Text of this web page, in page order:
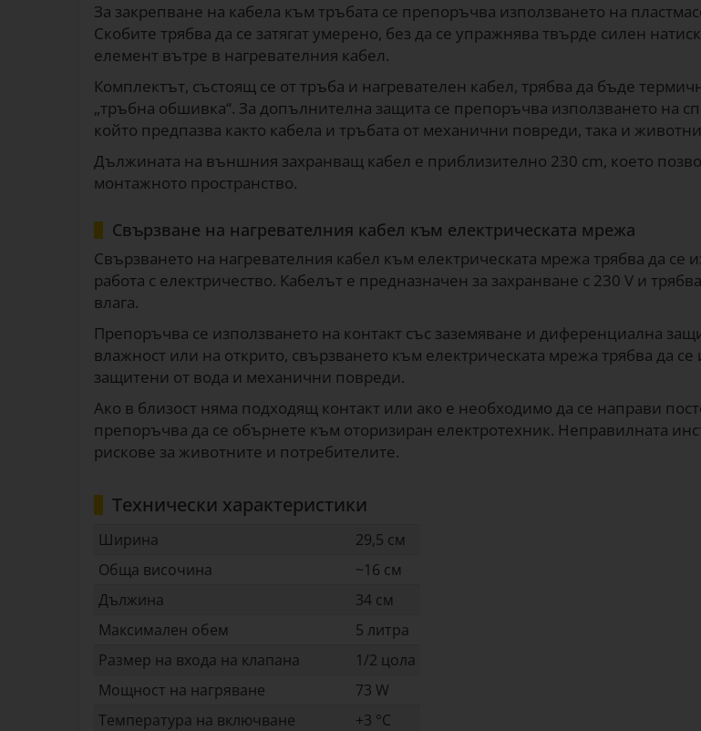
За закрепване на кабела към тръбата се препоръчва използването на
Скобите трябва да се затягат умерено, без да се упражнява твърде силен
елемент вътре в нагревателния кабел.
Комплектът, състоящ се от тръба и нагревателен кабел, трябва да бъде
„тръбна обшивка“. За допълнителна защита се препоръчва използването на
който предпазва както кабела и тръбата от механични повреди, така и
Дължината на външния захранващ кабел е приблизително 230 cm, което
монтажното пространство.
Свързване на нагревателния кабел към електрическата мрежа
Свързването на нагревателния кабел към електрическата мрежа трябва да се
работа с електричество. Кабелът е предназначен за захранване с 230 V и
влага.
Препоръчва се използването на контакт със заземяване и диференциална
влажност или на открито, свързването към електрическата мрежа трябва да
защитени от вода и механични повреди.
Ако в близост няма подходящ контакт или ако е необходимо да се направи
препоръчва да се обърнете към оторизиран електротехник. Неправилната
рискове за животните и потребителите.
Технически характеристики
Ширина
29,5 см
Обща височина
~16 см
Дължина
34 см
Максимален обем
5 литра
Размер на входа на клапана
1/2 цола
Мощност на нагряване
73 W
Температура на включване
+3 °C